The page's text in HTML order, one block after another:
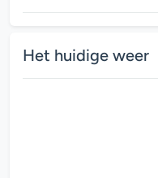
Het huidige weer